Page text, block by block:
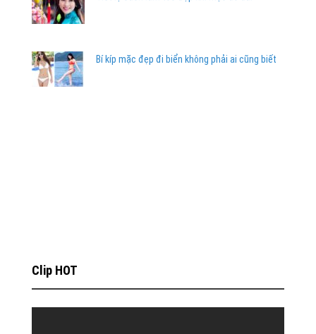
Bí kíp mặc đẹp đi biển không phải ai cũng biết
Clip HOT